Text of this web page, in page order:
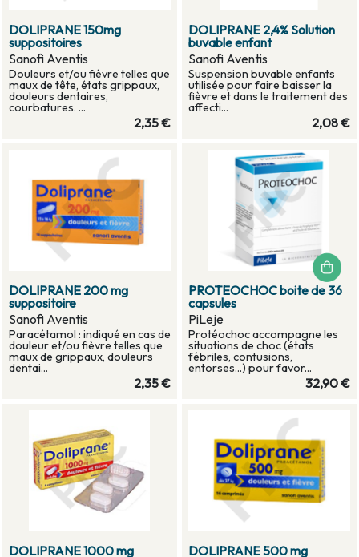
DOLIPRANE 150mg
suppositoires
Sanofi Aventis
Douleurs et/ou fièvre telles que
maux de tête, états grippaux,
douleurs dentaires,
courbatures. ...
2,35 €
DOLIPRANE 2,4% Solution
buvable enfant
Sanofi Aventis
Suspension buvable enfants
utilisée pour faire baisser la
fièvre et dans le traitement des
affecti...
2,08 €
DOLIPRANE 200 mg
suppositoire
Sanofi Aventis
Paracétamol : indiqué en cas de
douleur et/ou fièvre telles que
maux de grippaux, douleurs
dentai...
2,35 €
PROTEOCHOC boite de 36
capsules
PiLeje
Protéochoc accompagne les
situations de choc (états
fébriles, contusions,
entorses...) pour favor...
32,90 €
DOLIPRANE 1000 mg
DOLIPRANE 500 mg